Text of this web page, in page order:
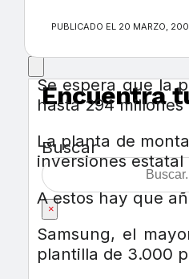
Encuentra
Buscar
×
PUBLICADO EL 20 MARZO,
Se espera que la
hasta 294
La planta de
inversiones estatal
A estos hay que
Samsung, el
plantilla de 3.000